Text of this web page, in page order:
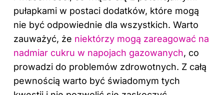
pułapkami w postaci dodatków, które mogą
nie być odpowiednie dla wszystkich. Warto
zauważyć, że niektórzy mogą zareagować na
nadmiar cukru w napojach gazowanych, co
prowadzi do problemów zdrowotnych. Z całą
pewnością warto być świadomym tych